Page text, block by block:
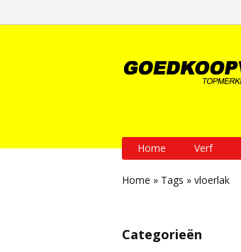
Home Verf
Home » Tags » vloerlak
Categorieën